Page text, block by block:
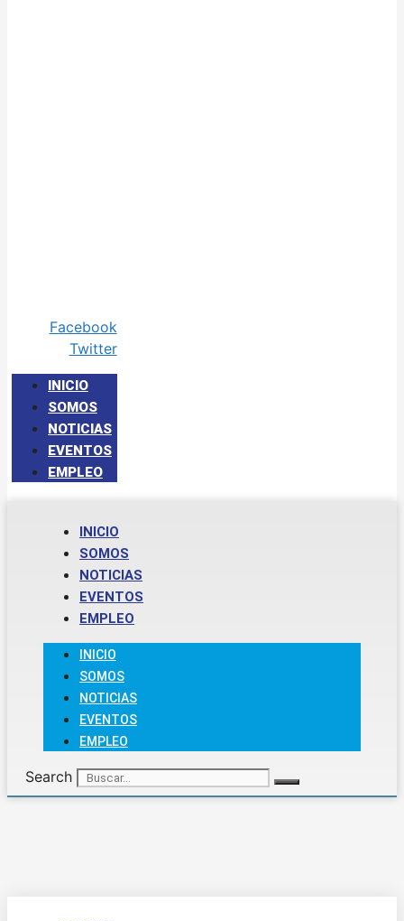
Facebook
Twitter
INICIO
SOMOS
NOTICIAS
EVENTOS
EMPLEO
INICIO
SOMOS
NOTICIAS
EVENTOS
EMPLEO
INICIO
SOMOS
NOTICIAS
EVENTOS
EMPLEO
Search